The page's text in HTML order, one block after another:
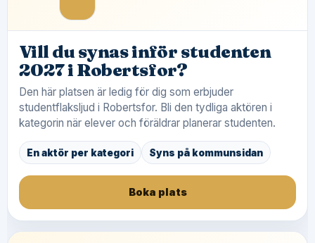
Vill du synas inför studenten
2027 i Robertsfor?
Den här platsen är ledig för dig som erbjuder
studentflaksljud i Robertsfor. Bli den tydliga aktören i
kategorin när elever och föräldrar planerar studenten.
En aktör per kategori Syns på kommunsidan
Boka plats